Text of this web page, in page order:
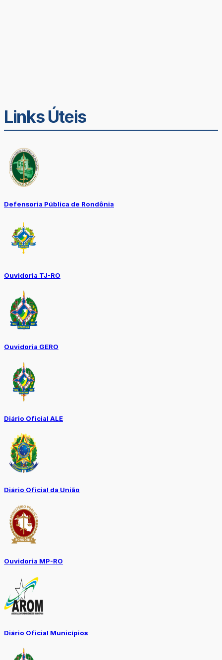
Links Úteis
Defensoria Pública de Rondônia
Ouvidoria TJ-RO
Ouvidoria GERO
Diário Oficial ALE
Diário Oficial da União
Ouvidoria MP-RO
Diário Oficial Municípios